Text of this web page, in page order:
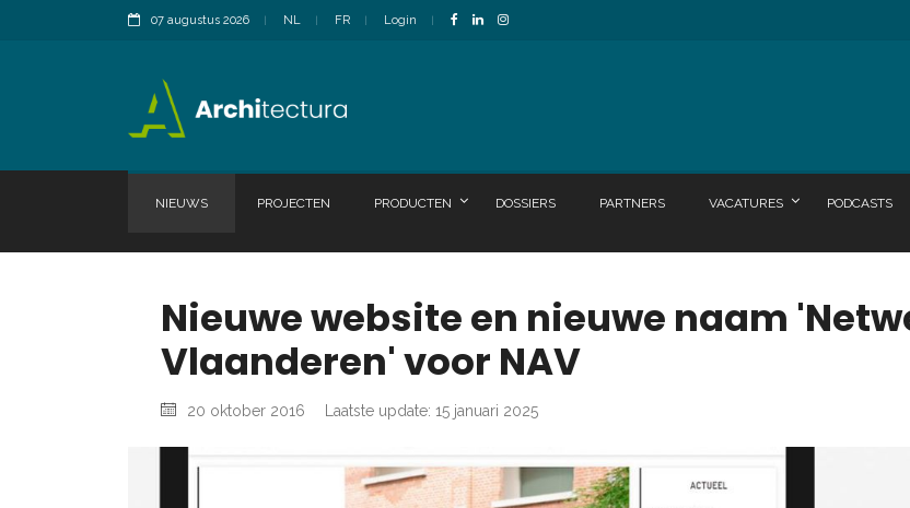
07 augustus 2026 NL FR Login
NIEUWS PROJECTEN PRODUCTEN DOSSIERS PARTNERS VACATURES PODCASTS
Nieuwe website en nieuwe naam
Vlaanderen' voor NAV
20 oktober 2016 Laatste update: 15 januari 2025